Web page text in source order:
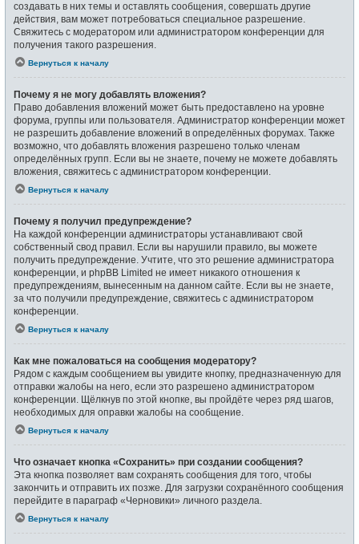
создавать в них темы и оставлять сообщения, совершать другие
действия, вам может потребоваться специальное разрешение.
Свяжитесь с модератором или администратором конференции для
получения такого разрешения.
Вернуться к началу
Почему я не могу добавлять вложения?
Право добавления вложений может быть предоставлено на уровне
форума, группы или пользователя. Администратор конференции может
не разрешить добавление вложений в определённых форумах. Также
возможно, что добавлять вложения разрешено только членам
определённых групп. Если вы не знаете, почему не можете добавлять
вложения, свяжитесь с администратором конференции.
Вернуться к началу
Почему я получил предупреждение?
На каждой конференции администраторы устанавливают свой
собственный свод правил. Если вы нарушили правило, вы можете
получить предупреждение. Учтите, что это решение администратора
конференции, и phpBB Limited не имеет никакого отношения к
предупреждениям, вынесенным на данном сайте. Если вы не знаете,
за что получили предупреждение, свяжитесь с администратором
конференции.
Вернуться к началу
Как мне пожаловаться на сообщения модератору?
Рядом с каждым сообщением вы увидите кнопку, предназначенную для
отправки жалобы на него, если это разрешено администратором
конференции. Щёлкнув по этой кнопке, вы пройдёте через ряд шагов,
необходимых для оправки жалобы на сообщение.
Вернуться к началу
Что означает кнопка «Сохранить» при создании сообщения?
Эта кнопка позволяет вам сохранять сообщения для того, чтобы
закончить и отправить их позже. Для загрузки сохранённого сообщения
перейдите в параграф «Черновики» личного раздела.
Вернуться к началу